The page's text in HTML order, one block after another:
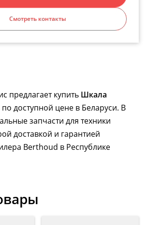
Смотреть контакты
предлагает купить Шкала
по доступной цене в Беларуси. В
запчасти для техники
доставкой и гарантией
Berthoud в Республике